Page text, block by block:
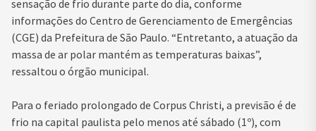
sensação de frio durante parte do dia, conforme
informações do Centro de Gerenciamento de Emergências
(CGE) da Prefeitura de São Paulo. “Entretanto, a atuação da
massa de ar polar mantém as temperaturas baixas”,
ressaltou o órgão municipal.
Para o feriado prolongado de Corpus Christi, a previsão é de
frio na capital paulista pelo menos até sábado (1º), com